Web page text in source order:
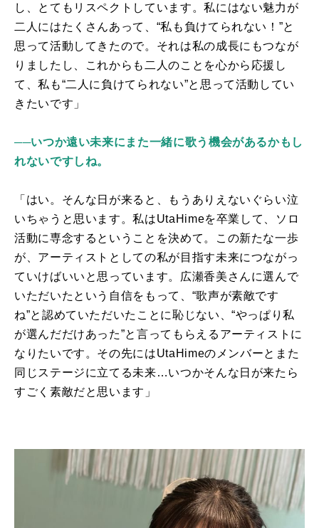
し、とてもリスペクトしています。私にはない魅力が
二人にはたくさんあって、“私も負けてられない！”と
思って活動してきたので。それは私の成長にもつなが
りましたし、これからも二人のことを心から応援し
て、私も“二人に負けてられない”と思って活動してい
きたいです」
──いつか遠い未来にまた一緒に歌う機会があるかもし
れないですしね。
「はい。そんな日が来ると、もうありえないぐらい泣
いちゃうと思います。私はUtaHimeを卒業して、ソロ
活動に専念するということを決めて。この新たな一歩
が、アーティストとしての私が目指す未来につながっ
ていけばいいと思っています。広瀬香美さんに選んで
いただいたという自信をもって、“歌声が素敵です
ね”と認めていただいたことに恥じない、“やっぱり私
が選んだだけあった”と言ってもらえるアーティストに
なりたいです。その先にはUtaHimeのメンバーとまた
同じステージに立てる未来…いつかそんな日が来たら
すごく素敵だと思います」